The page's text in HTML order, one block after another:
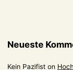
Neueste
Kein Pazifist on